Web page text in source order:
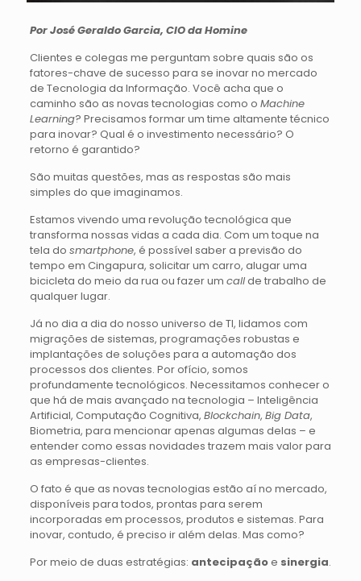
Por José Geraldo Garcia, CIO da Homine
Clientes e colegas me perguntam sobre quais são os
fatores-chave de sucesso para se inovar no mercado
de Tecnologia da Informação. Você acha que o
caminho são as novas tecnologias como o Machine
Learning? Precisamos formar um time altamente técnico
para inovar? Qual é o investimento necessário? O
retorno é garantido?
São muitas questões, mas as respostas são mais
simples do que imaginamos.
Estamos vivendo uma revolução tecnológica que
transforma nossas vidas a cada dia. Com um toque na
tela do smartphone, é possível saber a previsão do
tempo em Cingapura, solicitar um carro, alugar uma
bicicleta do meio da rua ou fazer um callde trabalho de
qualquer lugar.
Já no dia a dia do nosso universo de TI, lidamos com
migrações de sistemas, programações robustas e
implantações de soluções para a automação dos
processos dos clientes. Por ofício, somos
profundamente tecnológicos. Necessitamos conhecer o
que há de mais avançado na tecnologia – Inteligência
Artificial, Computação Cognitiva, Blockchain, Big Data,
Biometria, para mencionar apenas algumas delas – e
entender como essas novidades trazem mais valor para
as empresas-clientes.
O fato é que as novas tecnologias estão aí no mercado,
disponíveis para todos, prontas para serem
incorporadas em processos, produtos e sistemas. Para
inovar, contudo, é preciso ir além delas. Mas como?
Por meio de duas estratégias: antecipaçãoe sinergia.